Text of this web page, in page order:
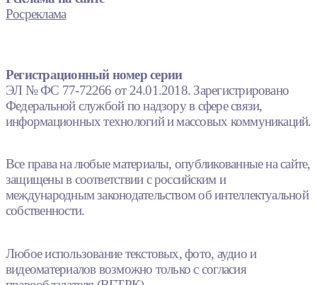
Росреклама
Регистрационный номер серии
ЭЛ № ФС 77-72266 от 24.01.2018. Зарегистрировано
Федеральной службой по надзору в сфере связи,
информационных технологий и массовых коммуникаций.
Все права на любые материалы, опубликованные на сайте,
защищены в соответствии с российским и
международным законодательством об интеллектуальной
собственности.
Любое использование текстовых, фото, аудио и
видеоматериалов возможно только с согласия